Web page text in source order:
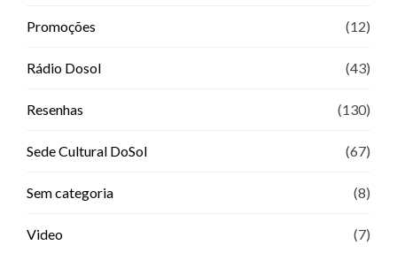
Promoções (12)
Rádio Dosol (43)
Resenhas (130)
Sede Cultural DoSol (67)
Sem categoria (8)
Video (7)